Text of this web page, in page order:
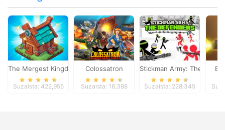
The Mergest Kingdom
Suzaista: 422,955
Colossatron
Suzaista: 16,388
Stickman Army: The
Suzaista: 228,345